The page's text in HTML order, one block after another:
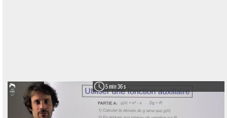
5 min 36 s